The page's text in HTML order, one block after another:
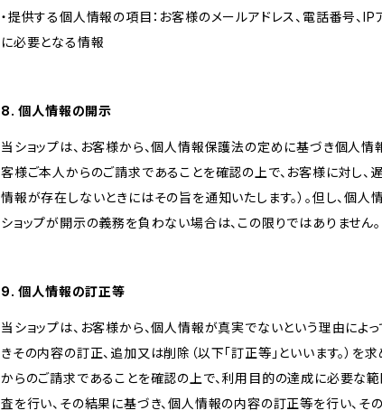
・提供する個人情報の項目：お客様のメールアドレス、電話番号、
に必要となる情報
8. 個人情報の開示
当ショップは、お客様から、個人情報保護法の定めに基づき個人情
客様ご本人からのご請求であることを確認の上で、お客様に対し、
情報が存在しないときにはその旨を通知いたします。）。但し、個人
ショップが開示の義務を負わない場合は、この限りではありません。
9. 個人情報の訂正等
当ショップは、お客様から、個人情報が真実でないという理由によ
きその内容の訂正、追加又は削除（以下「訂正等」といいます。）を
からのご請求であることを確認の上で、利用目的の達成に必要な
査を行い、その結果に基づき、個人情報の内容の訂正等を行い、そ